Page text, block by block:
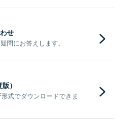
せ
問にお答えします。
）
式でダウンロードできま